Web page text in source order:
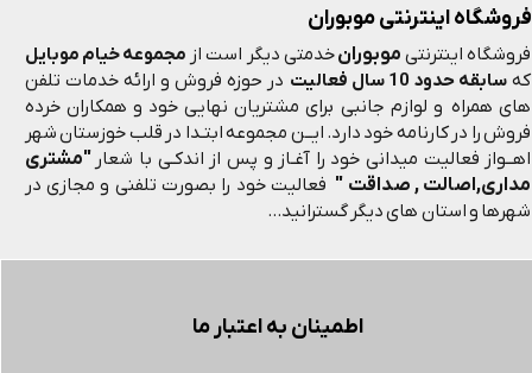
فروشگاه اینترنتی موبوران
فروشگاه اینترنتی موبورانخدمتی دیگر است از مجموعه خیام موبایل
که سابقه حدود 10 سال فعالیت
در حوزه فروش و ارائه خدمات تلفن
های همراه و لوازم جانبی برای مشتریان نهایی خود و همکاران خرده
فروش را در کارنامه خود دارد. ایــن مجموعه ابتـدا در قلب خوزستان شهر
اهــواز فعالیت میدانی خود را آغـاز و پس از اندکـی با شعار "مشتری
مداری,اصالت , صداقت " فعالیت خود را بصورت تلفنی و مجازی در
شهرها و استان های دیگر گسترانید...
اطمینان به اعتبار ما